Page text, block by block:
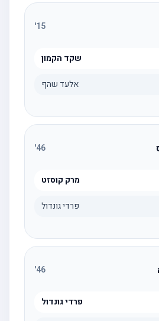
15
'
שקד הקמון
אלעד שהף
46
'
מרק קוסזט
פרדי גונדול
46
'
פרדי גונדול